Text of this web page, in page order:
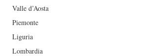
Valle d’Aosta
Piemonte
Liguria
Lombardia